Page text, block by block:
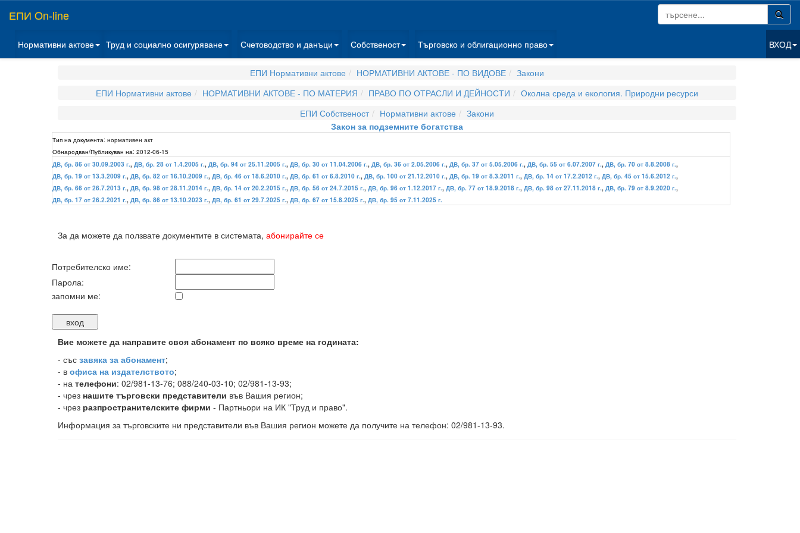
ЕПИ On-line
Нормативни актове Труд и социално осигуряване Счетоводство и данъци Собственост Търговско и облигационно право ВХОД
ЕПИ Нормативни актове НОРМАТИВНИ АКТОВЕ - ПО ВИДОВЕ
Закони
ЕПИ Нормативни актове
НОРМАТИВНИ АКТОВЕ - ПО МАТЕРИЯ ПРАВО ПО ОТРАСЛИ И ДЕЙНОСТИ
Околна среда и екология. Природни ресурси
ЕПИ Собственост
Нормативни актове
Закони
Закон за подземните богатства
Тип на документа: нормативен акт
Обнародван/Публикуван на: 2012-06-15
ДВ, бр. 86 от 30.09.2003 г., ДВ, бр. 28 от 1.4.2005 г., ДВ, бр. 94 от 25.11.2005 г., ДВ, бр. 30 от 11.04.2006 г., ДВ, бр. 36 от 2.05.2006 г., ДВ, бр. 37 от 5.05.2006 г., ДВ, бр. 55 от 6.07.2007 г., ДВ, бр. 70 от 8.8.2008 г.,
ДВ, бр. 19 от 13.3.2009 г., ДВ, бр. 82 от 16.10.2009 г., ДВ, бр. 46 от 18.6.2010 г., ДВ, бр. 61 от 6.8.2010 г., ДВ, бр. 100 от 21.12.2010 г., ДВ, бр. 19 от 8.3.2011 г., ДВ, бр. 14 от 17.2.2012 г., ДВ, бр. 45 от 15.6.2012 г.,
ДВ, бр. 66 от 26.7.2013 г., ДВ, бр. 98 от 28.11.2014 г., ДВ, бр. 14 от 20.2.2015 г., ДВ, бр. 56 от 24.7.2015 г., ДВ, бр. 96 от 1.12.2017 г., ДВ, бр. 77 от 18.9.2018 г., ДВ, бр. 98 от 27.11.2018 г., ДВ, бр. 79 от 8.9.2020 г.,
ДВ, бр. 17 от 26.2.2021 г., ДВ, бр. 86 от 13.10.2023 г., ДВ, бр. 61 от 29.7.2025 г., ДВ, бр. 67 от 15.8.2025 г., ДВ, бр. 95 от 7.11.2025 г.
За да можете да ползвате документите в системата, абонирайте се
Потребителско име:
Парола:
запомни ме:
Вие можете да направите своя абонамент по всяко време на годината:
- със завяка за абонамент;
- в офиса на издателството;
- на телефони: 02/981-13-76; 088/240-03-10; 02/981-13-93;
- чрез нашите търговски представители във Вашия регион;
- чрез разпространителските фирми - Партньори на ИК "Труд и право".
Информация за търговските ни представители във Вашия регион можете да получите на телефон: 02/981-13-93.